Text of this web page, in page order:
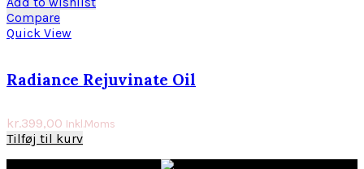
Compare
Quick View
Radiance Rejuvinate Oil
kr.399,00 Inkl.Moms
Tilføj til kurv